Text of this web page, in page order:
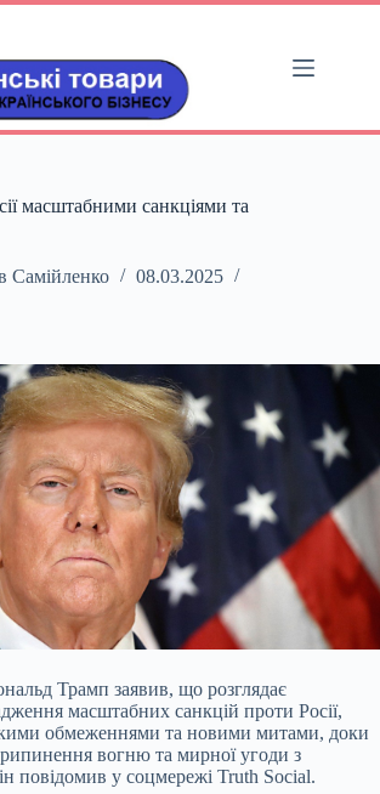
масштабними санкціями та
Самійленко
08.03.2025
Трамп заявив, що розглядає
масштабних санкцій проти Росії,
обмеженнями та новими митами, доки
вогню та мирної угоди з
повідомив у соцмережі Truth Social.